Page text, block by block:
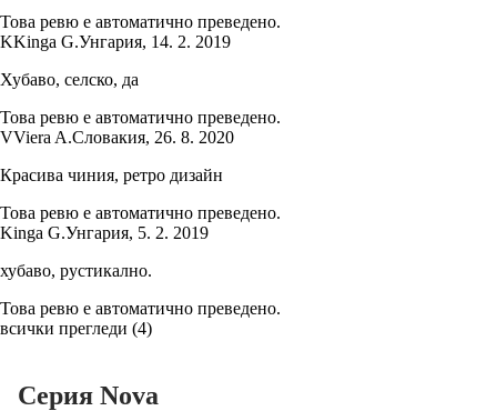
Това ревю е автоматично преведено.
KKinga G.Унгария, 14. 2. 2019
Хубаво, селско, да
Това ревю е автоматично преведено.
VViera A.Словакия, 26. 8. 2020
Красива чиния, ретро дизайн
Това ревю е автоматично преведено.
Kinga G.Унгария, 5. 2. 2019
хубаво, рустикално.
Това ревю е автоматично преведено.
всички прегледи (4)
Серия Nova